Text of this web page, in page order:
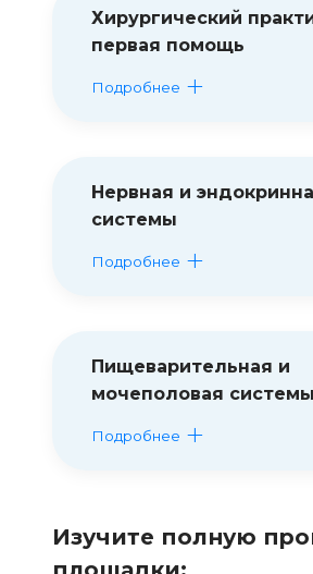
Хирургический
первая помощь
Подробнее
Нервная и
системы
Подробнее
Пищеварительная и
мочеполовая системы
Подробнее
Изучите полную